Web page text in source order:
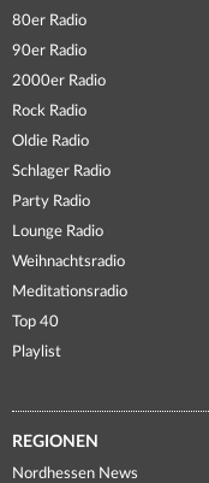
80er Radio
90er Radio
2000er Radio
Rock Radio
Oldie Radio
Schlager Radio
Party Radio
Lounge Radio
Weihnachtsradio
Meditationsradio
Top 40
Playlist
REGIONEN
Nordhessen News